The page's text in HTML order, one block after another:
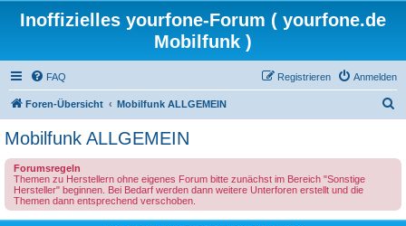
Inoffizielles yourfone-Forum ( yourfone.de
Mobilfunk )
FAQ Anmelden
Registrieren
Foren-Übersicht Mobilfunk ALLGEMEIN
Mobilfunk ALLGEMEIN
Forumsregeln
Themen zu Herstellern ohne eigenes Forum bitte zunächst im Bereich "Sonstige
Hersteller" beginnen. Bei Bedarf werden dann weitere Unterforen erstellt und die
Themen dann entsprechend verschoben.